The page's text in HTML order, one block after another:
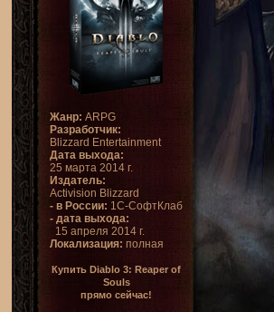
Жанр: ARPG
Разработчик:
Blizzard Entertainment
Дата выхода:
25 марта 2014 г.
Издатель:
Activision Blizzard
- в России: 1С-СофтКлаб
- дата выхода:
15 апреля 2014 г.
Локализация: полная
Купить Diablo 3: Reaper of
Souls
прямо сейчас!